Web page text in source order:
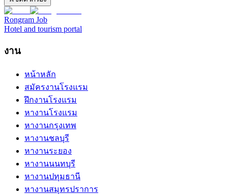
Rongram Job
Hotel and tourism portal
งาน
หน้าหลัก
สมัครงานโรงแรม
ฝึกงานโรงแรม
หางานโรงแรม
หางานกรุงเทพ
หางานชลบุรี
หางานระยอง
หางานนนทบุรี
หางานปทุมธานี
หางานสมุทรปราการ